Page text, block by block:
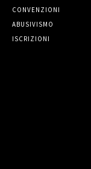
CONVENZIONI
ABUSIVISMO
ISCRIZIONI